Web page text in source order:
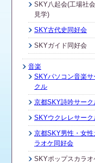
SKY八起会(工場社会
見学)
SKY古代史同好会
SKYガイド同好会
音楽
SKYパソコン音楽サ
クル
京都SKY詩吟サーク
SKYウクレレサーク
京都SKY男性・女性
ラオケ同好会
SKYポップスカラオ